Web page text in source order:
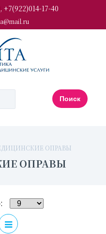
+7(922)014-17-40
ОПРАВЫ
ОПРАВЫ